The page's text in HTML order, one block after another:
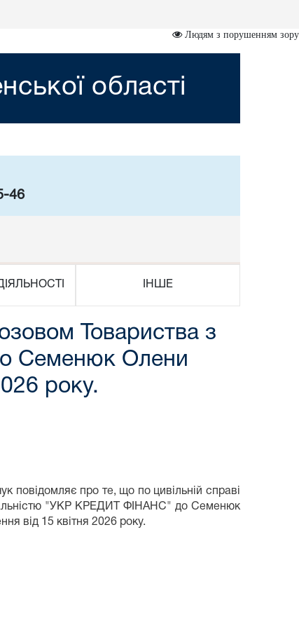
Людям з порушенням зору
області
46
ІНШЕ
Товариства з
Семенюк Олени
року.
повідомляє про те, що по цивільній справі
"УКР КРЕДИТ ФІНАНС" до Семенюк
від 15 квітня 2026 року.